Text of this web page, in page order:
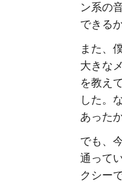
ン系の
できる
また、
大きな
を教え
した。
あった
でも、
通って
クシー